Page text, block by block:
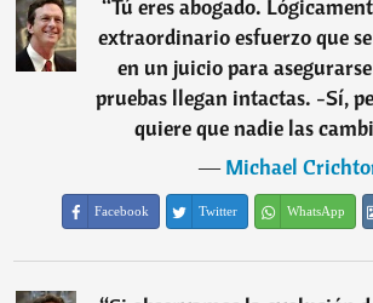
“Tú eres abogado.
extraordinario esfuerzo que
en un juicio para
pruebas llegan intactas. -Sí,
quiere que nadie las
―Michael
Facebook Twitter WhatsApp